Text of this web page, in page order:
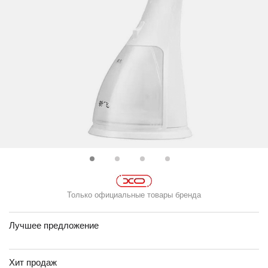
Только официальные товары бренда
Лучшее предложение
Хит продаж